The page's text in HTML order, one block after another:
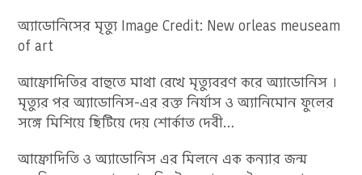
অ্যাডোনিসের মৃত্যু Image Credit: New orleas meuseam
of art
আফ্রোদিতির বাহুতে মাথা রেখে মৃত্যুবরণ করে অ্যাডোনিস ।
মৃত্যুর পর অ্যাডোনিস-এর রক্ত নির্যাস ও অ্যানিমোন ফুলের
সঙ্গে মিশিয়ে ছিটিয়ে দেয় শোর্কাত দেবী…
আফ্রোদিতি ও অ্যাডোনিস এর মিলনে এক কন্যার জন্ম